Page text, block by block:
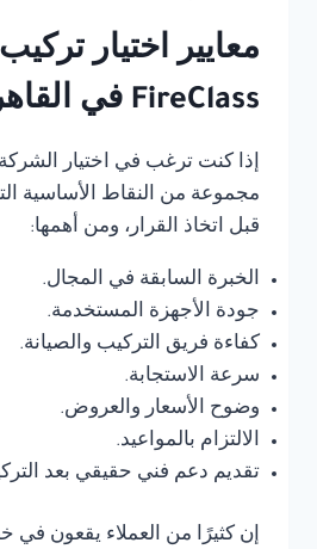
معايير اختيار
FireClass في القاهرة
إذا كنت ترغب في اختيار الشركة
مجموعة من النقاط الأساسية
قبل اتخاذ القرار، ومن أهمها:
الخبرة السابقة في المجال.
جودة الأجهزة المستخدمة.
كفاءة فريق التركيب والصيانة.
سرعة الاستجابة.
وضوح الأسعار والعروض.
الالتزام بالمواعيد.
تقديم دعم فني حقيقي بعد
إن كثيرًا من العملاء يقعون في